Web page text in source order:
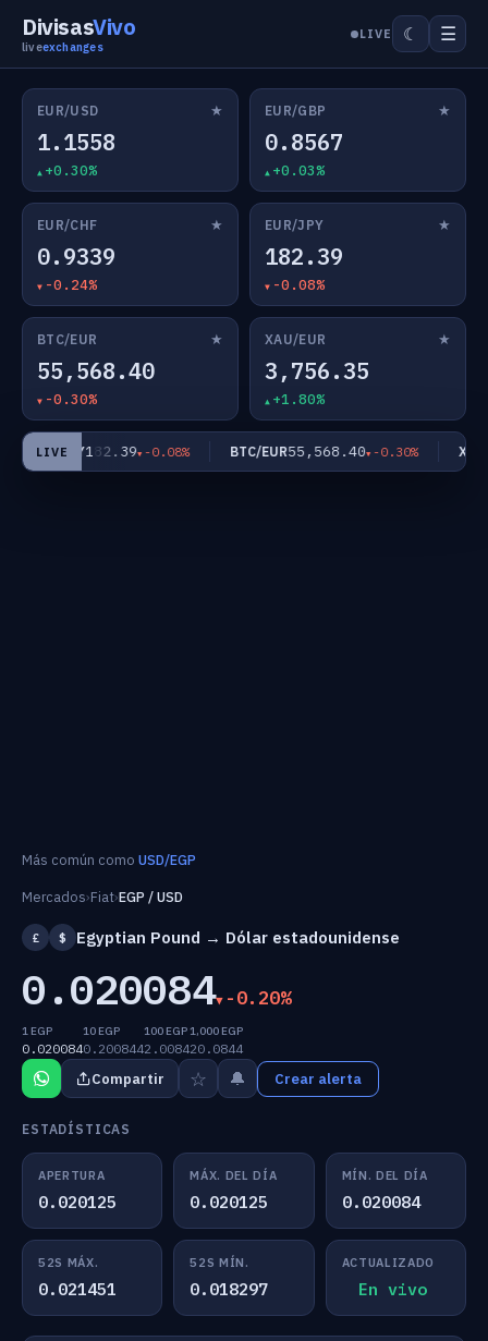
DivisasVivo
liveexchanges
LIVE ☾ ☰
EUR/USD ★
1.1558
+0.30%
EUR/GBP ★
0.8567
+0.03%
EUR/CHF ★
0.9339
-0.24%
EUR/JPY ★
182.39
-0.08%
BTC/EUR ★
55,568.40
-0.30%
XAU/EUR ★
3,756.35
+1.80%
LIVE
EUR/JPY 182.39 -0.08% BTC/EUR55,568.40 -0.30% XAU/
Más común como USD/EGP
Mercados›Fiat›EGP / USD
£ $ Egyptian Pound → Dólar estadounidense
0.020084 -0.20%
1 EGP
0.020084
10 EGP
0.200844
100 EGP
2.0084
1,000 EGP
20.0844
Compartir ☆ 🔔 Crear alerta
ESTADÍSTICAS
APERTURA
0.020125
MÁX. DEL DÍA
0.020125
MÍN. DEL DÍA
0.020084
52S MÁX.
0.021451
52S MÍN.
0.018297
ACTUALIZADO
En vivo